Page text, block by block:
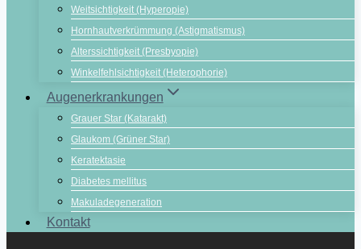
Weitsichtigkeit (Hyperopie)
Hornhautverkrümmung (Astigmatismus)
Alterssichtigkeit (Presbyopie)
Winkelfehlsichtigkeit (Heterophorie)
Augenerkrankungen
Grauer Star (Katarakt)
Glaukom (Grüner Star)
Keratektasie
Diabetes mellitus
Makuladegeneration
Kontakt